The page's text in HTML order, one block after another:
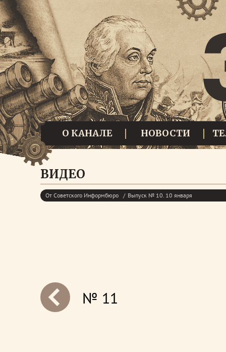
О КАНАЛЕ НОВОСТИ
ВИДЕО
От Советского Информбюро Выпуск № 10. 10 января
№ 11